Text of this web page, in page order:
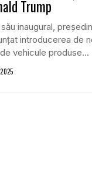
Trump
inaugural,
introducerea de
vehicule produse...